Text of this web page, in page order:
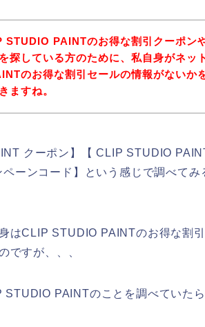
STUDIO PAINTのお得な割引クーポン
探している方のために、私自身がネット
のお得な割引セールの情報がないか
ますね。
クーポン】【 CLIP STUDIO
ーンコード】という感じで調べてみ
はCLIP STUDIO PAINTのお得な割
ですが、、、
STUDIO PAINTのことを調べていた